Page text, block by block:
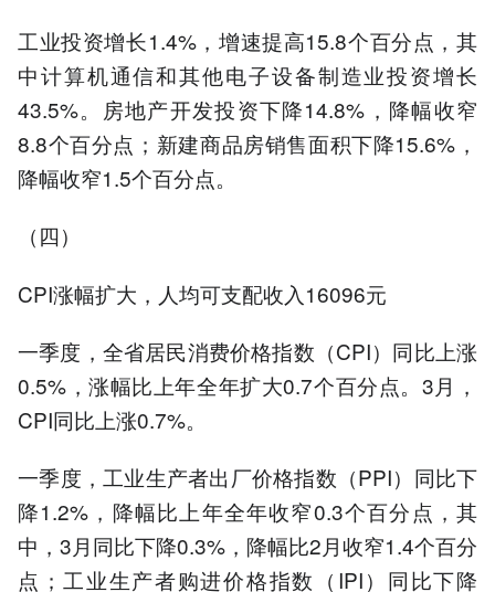
工业投资增长1.4%，增速提高15.8个百分点，其
中计算机通信和其他电子设备制造业投资增长
43.5%。房地产开发投资下降14.8%，降幅收窄
8.8个百分点；新建商品房销售面积下降15.6%，
降幅收窄1.5个百分点。
（四）
CPI涨幅扩大，人均可支配收入16096元
一季度，全省居民消费价格指数（CPI）同比上涨
0.5%，涨幅比上年全年扩大0.7个百分点。3月，
CPI同比上涨0.7%。
一季度，工业生产者出厂价格指数（PPI）同比下
降1.2%，降幅比上年全年收窄0.3个百分点，其
中，3月同比下降0.3%，降幅比2月收窄1.4个百分
点；工业生产者购进价格指数（IPI）同比下降